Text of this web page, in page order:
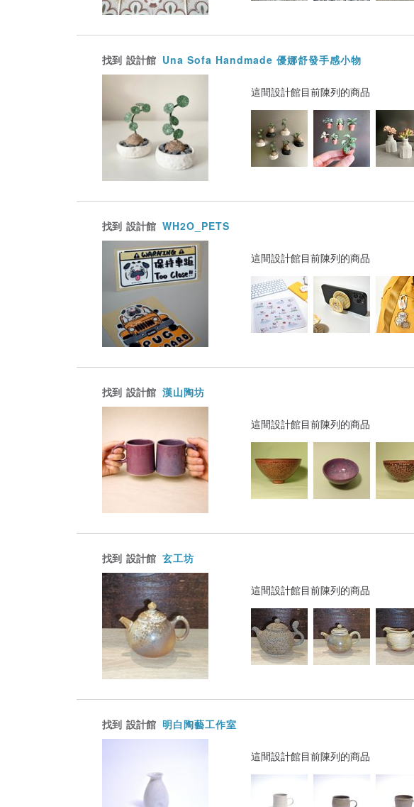
找到 設計館 Una Sofa Handmade 優娜舒發手感小物
這間設計館目前陳列的商品
找到 設計館 WH2O_PETS
這間設計館目前陳列的商品
找到 設計館 漢山陶坊
這間設計館目前陳列的商品
找到 設計館 玄工坊
這間設計館目前陳列的商品
找到 設計館 明白陶藝工作室
這間設計館目前陳列的商品